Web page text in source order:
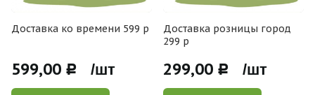
Доставка ко времени 599 р
599,00 Р /шт
Доставка розницы город
299 р
299,00 Р /шт